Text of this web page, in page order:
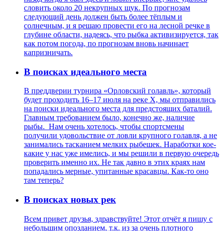
словить около 20 некрупных щук. По прогнозам
следующий день должен быть более тёплым и
солнечным, и я решаю провести его на лесной речке в
глубине области, надеясь, что рыбка активизируется, так
как потом погода, по прогнозам вновь начинает
капризничать.
В поисках идеального места
В преддверии турнира «Орловский голавль», который
будет проходить 16–17 июля на реке Х, мы отправились
на поиски идеального места для предстоящих баталий.
Главным требованием было, конечно же, наличие
рыбы. Нам очень хотелось, чтобы спортсмены
получили удовольствие от ловли крупного голавля, а не
занимались тасканием мелких рыбешек. Наработки кое-
какие у нас уже имелись, и мы решили в первую очередь
проверить именно их. Не так давно в этих краях нам
попадались мерные, упитанные красавцы. Как-то оно
там теперь?
В поисках новых рек
Всем привет друзья, здравствуйте! Этот отчёт я пишу с
небольшим опозданием, т.к. из за очень плотного